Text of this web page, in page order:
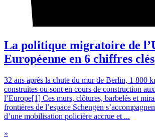
La politique migratoire de
Européenne en 6 chiffres clés
32 ans après la chute du mur de Berlin, 1 800
construites ou sont en cours de construction
l’Europe[1] Ces murs, clôtures, barbelés et
frontières de l’espace Schengen
d’une mobilisation policière accrue et ...
»